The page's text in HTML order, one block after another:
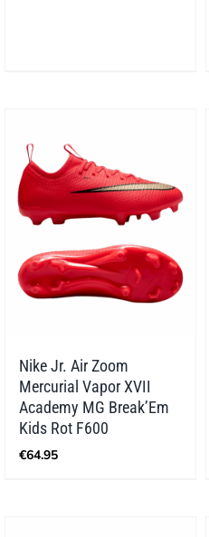
Nike Jr. Air Zoom
Mercurial Vapor XVII
Academy MG Break’Em
Kids Rot F600
€64.95